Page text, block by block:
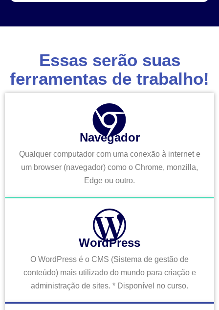
Essas serão suas
ferramentas de trabalho!
Navegador
Qualquer computador com uma conexão à internet e
um browser (navegador) como o Chrome, monzilla,
Edge ou outro.
WordPress
O WordPress é o CMS (Sistema de gestão de
conteúdo) mais utilizado do mundo para criação e
administração de sites. * Disponível no curso.